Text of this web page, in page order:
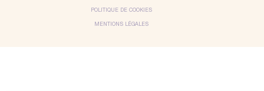
POLITIQUE DE COOKIES
MENTIONS LÉGALES